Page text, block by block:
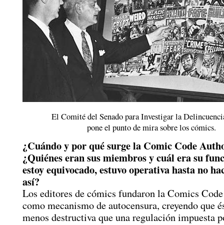
El Comité del Senado para Investigar la
pone el punto de mira sobre los cómics.
¿Cuándo y por qué surge la Comic Code
¿Quiénes eran sus miembros y cuál era su
estoy equivocado, estuvo operativa hasta no
así?
Los editores de cómics fundaron la Comics
como mecanismo de autocensura, creyendo que
menos destructiva que una regulación impuesta